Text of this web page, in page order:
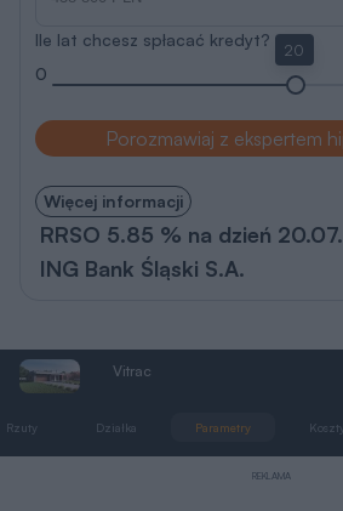
Ile lat chcesz spłacać kredyt?
0
20
Porozmawiaj z ekspertem
Więcej informacji
RRSO 5.85 % na dzień
ING Bank Śląski S.A.
Vitrac
Rzuty Działka Parametry Koszty
REKLAMA